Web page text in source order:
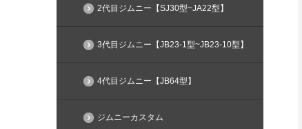
2代目ジムニー【SJ30型~JA22型】
3代目ジムニー【JB23-1型~JB23-10型】
4代目ジムニー【JB64型】
ジムニーカスタム